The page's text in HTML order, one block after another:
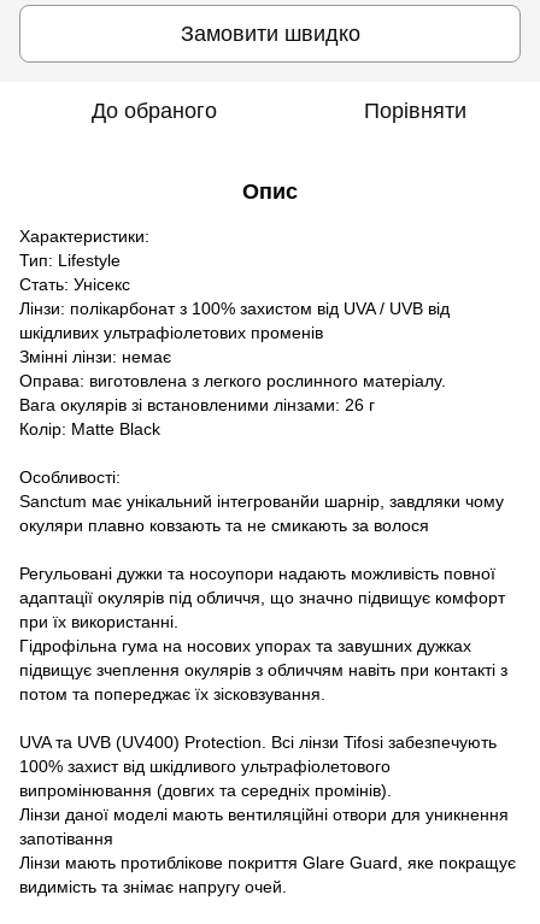
Замовити швидко
До обраного Порівняти
Опис
Характеристики:
Тип: Lifestyle
Стать: Унісекс
Лінзи: полікарбонат з 100% захистом від UVA / UVB від
шкідливих ультрафіолетових променів
Змінні лінзи: немає
Оправа: виготовлена з легкого рослинного матеріалу.
Вага окулярів зі встановленими лінзами: 26 г
Колір: Matte Black
Особливості:
Sanctum має унікальний інтегрованйи шарнір, завдляки чому
окуляри плавно ковзають та не смикають за волося
Регульовані дужки та носоупори надають можливість повної
адаптації окулярів під обличчя, що значно підвищує комфорт
при їх використанні.
Гідрофільна гума на носових упорах та завушних дужках
підвищує зчеплення окулярів з обличчям навіть при контакті з
потом та попереджає їх зісковзування.
UVA та UVB (UV400) Protection. Всі лінзи Tifosi забезпечують
100% захист від шкідливого ультрафіолетового
випромінювання (довгих та середніх промінів).
Лінзи даної моделі мають вентиляційні отвори для уникнення
запотівання
Лінзи мають протиблікове покриття Glare Guard, яке покращує
видимість та знімає напругу очей.